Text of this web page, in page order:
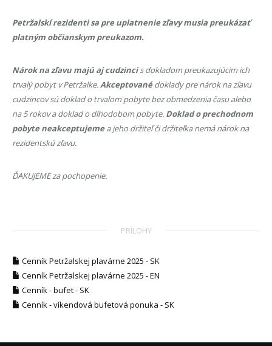
Petržalskí rezidenti sa pre uplatnenie zľavy musia preukázať
platným občianskym preukazom.
Nárok na zľavu majú aj cudzincis dokladom preukazujúcim ich
trvalý pobyt v Petržalke.Akceptovanédoklady pre nárok na zľavu
cudzincov sú doklad o trvalom pobyte bez obmedzenia času alebo
na 5 rokov a doklad o dlhodobom pobyte. Doklad o prechodnom
pobyte neakceptujemea jeho držiteľ či držiteľka nemá nárok na
rezidentskú zľavu.
ĎAKUJEME za pochopenie.
PRÍLOHY
Cenník Petržalskej plavárne 2025 - SK
Cenník Petržalskej plavárne 2025 - EN
Cenník - bufet - SK
Cenník - víkendová bufetová ponuka - SK